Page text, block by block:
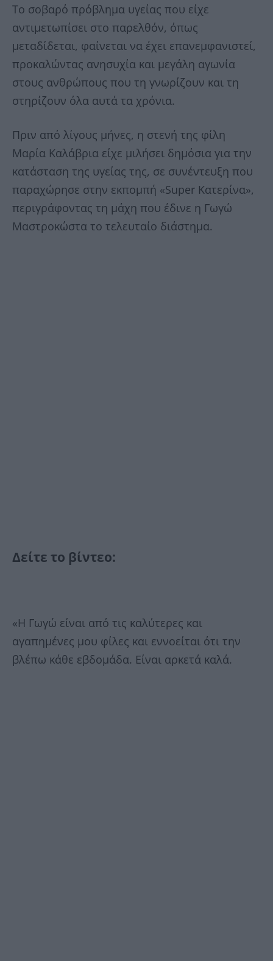
Το σοβαρό πρόβλημα υγείας που είχε
αντιμετωπίσει στο παρελθόν, όπως
μεταδίδεται, φαίνεται να έχει επανεμφανιστεί,
προκαλώντας ανησυχία και μεγάλη αγωνία
στους ανθρώπους που τη γνωρίζουν και τη
στηρίζουν όλα αυτά τα χρόνια.
Πριν από λίγους μήνες, η στενή της φίλη
Μαρία Καλάβρια είχε μιλήσει δημόσια για την
κατάσταση της υγείας της, σε συνέντευξη που
παραχώρησε στην εκπομπή «Super Κατερίνα»,
περιγράφοντας τη μάχη που έδινε η Γωγώ
Μαστροκώστα το τελευταίο διάστημα.
Δείτε το βίντεο:
«Η Γωγώ είναι από τις καλύτερες και
αγαπημένες μου φίλες και εννοείται ότι την
βλέπω κάθε εβδομάδα. Είναι αρκετά καλά.